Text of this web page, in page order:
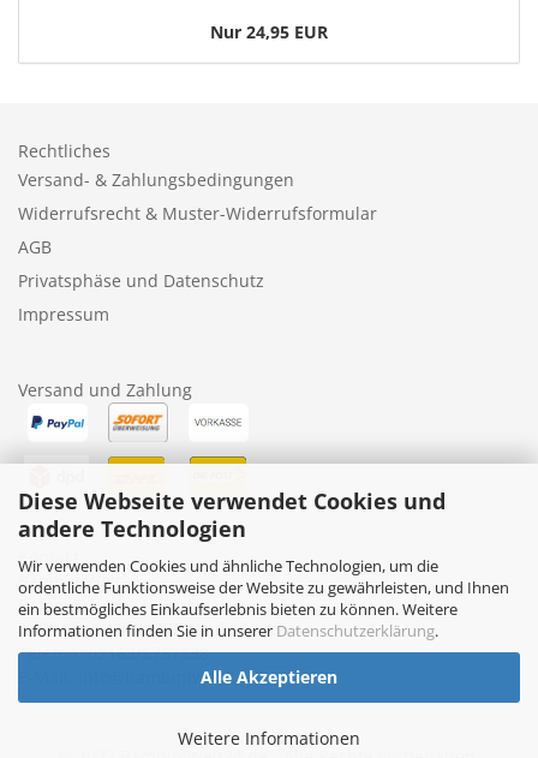
Diese Webseite verwendet Cookies und
andere Technologien
Wir verwenden Cookies und ähnliche Technologien, um die
ordentliche Funktionsweise der Website zu gewährleisten, und Ihnen
ein bestmögliches Einkaufserlebnis bieten zu können. Weitere
Informationen finden Sie in unserer Datenschutzerklärung.
Alle Akzeptieren
Weitere Informationen
Nur 24,95 EUR
Rechtliches
Versand- & Zahlungsbedingungen
Widerrufsrecht & Muster-Widerrufsformular
AGB
Privatsphäse und Datenschutz
Impressum
Versand und Zahlung
Kontakt
BambiniWelt24
Rafael Kruczek-Küppers
Nollesweg 10, 41372 Niederkrüchten
Telefon: 02163/5757838
E-Mail: info@bambiniwelt24.de